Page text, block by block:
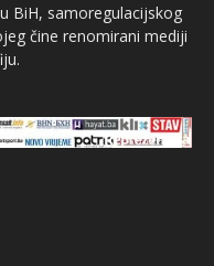
BiH, samoregulacijskog
čine renomirani mediji